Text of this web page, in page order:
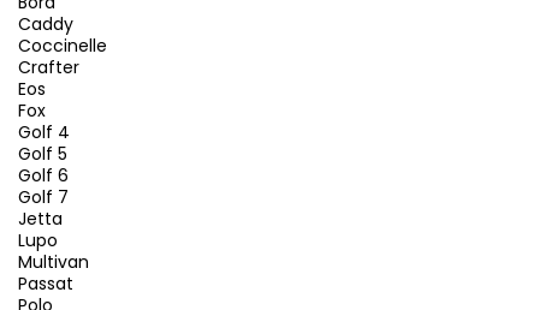
Caddy
Coccinelle
Crafter
Eos
Fox
Golf 4
Golf 5
Golf 6
Golf 7
Jetta
Lupo
Multivan
Passat